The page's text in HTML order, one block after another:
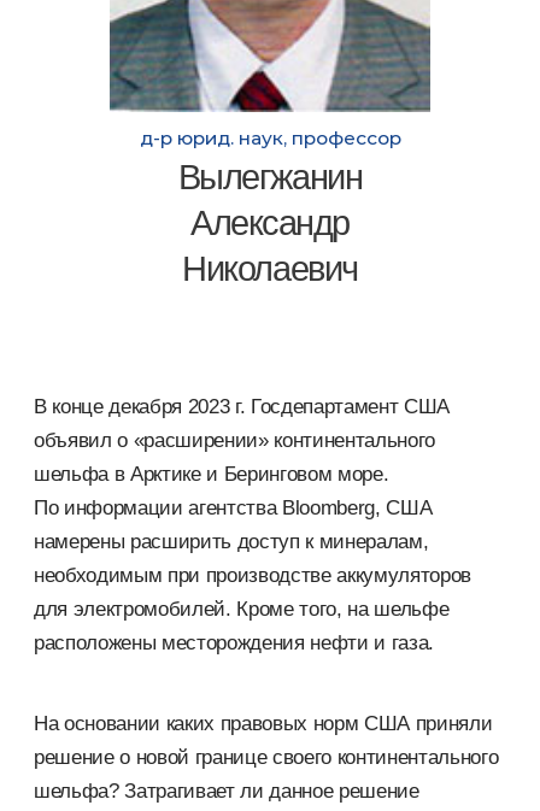
д-р юрид. наук, профессор
Вылегжанин
Александр
Николаевич
В конце декабря 2023 г. Госдепартамент США
объявил о «расширении» континентального
шельфа в Арктике и Беринговом море.
По информации агентства Bloomberg, США
намерены расширить доступ к минералам,
необходимым при производстве аккумуляторов
для электромобилей. Кроме того, на шельфе
расположены месторождения нефти и газа.
На основании каких правовых норм США приняли
решение о новой границе своего континентального
шельфа? Затрагивает ли данное решение